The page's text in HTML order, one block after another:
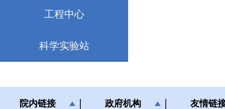
工程中心
科学实验站
院内链接 政府机构 友情链